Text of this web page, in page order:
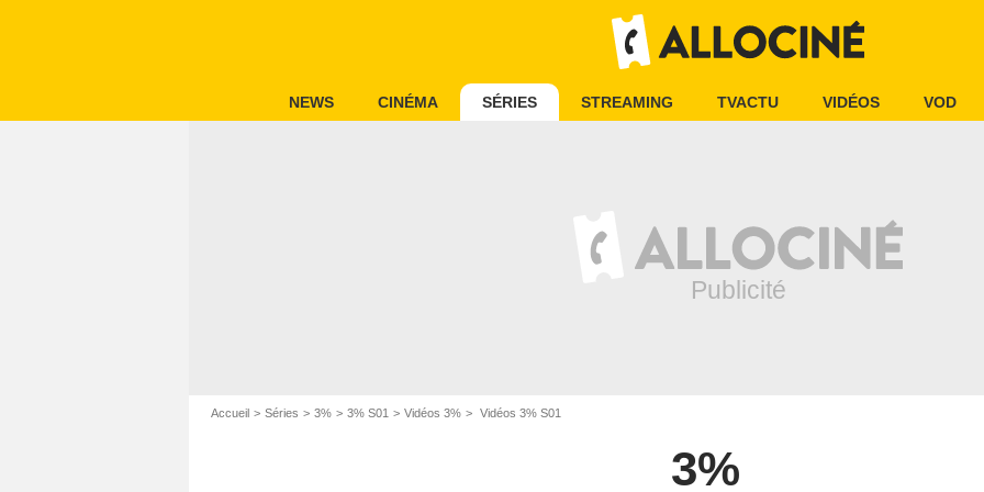
NEWS CINÉMA SÉRIES STREAMING TVACTU VIDÉOS VOD
Accueil Séries 3% 3% S01 Vidéos 3% Vidéos 3% S01
3%